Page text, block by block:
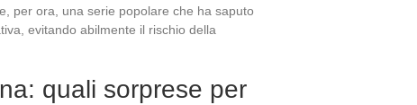
per ora, una serie popolare che ha saputo
evitando abilmente il rischio della
quali sorprese per